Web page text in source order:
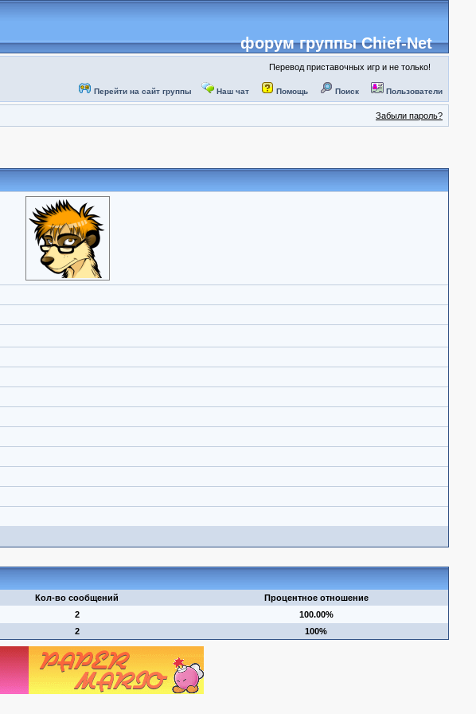
форум группы Chief-Net
Перевод приставочных игр и не только!
Перейти на сайт группы Наш чат Помощь Поиск Пользователи
Забыли пароль?
Кол-во сообщений
Процентное отношение
2
100.00%
2 100%